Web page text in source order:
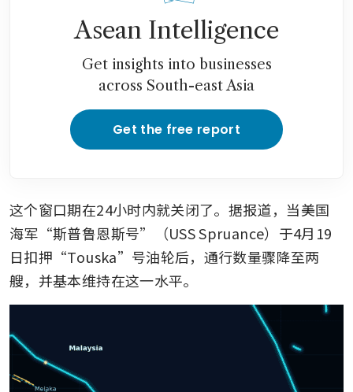
Asean Intelligence
Get insights into businesses
across South-east Asia
Get the free report
这个窗口期在24小时内就关闭了。据报道，当美国
海军“斯普鲁恩斯号”（USS Spruance）于4月19
日扣押“Touska”号油轮后，通行数量骤降至两
艘，并基本维持在这一水平。